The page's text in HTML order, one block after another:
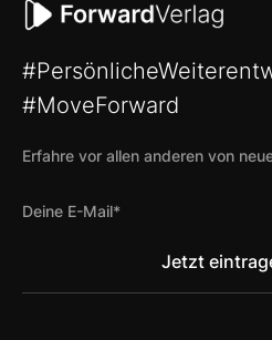
#MoveForward
Erfahre vor allen anderen von